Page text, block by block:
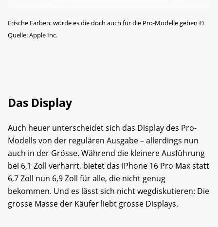
Frische Farben: würde es die doch auch für die Pro-Modelle geben ©
Quelle: Apple Inc.
Das Display
Auch heuer unterscheidet sich das Display des Pro-
Modells von der regulären Ausgabe – allerdings nun
auch in der Grösse. Während die kleinere Ausführung
bei 6,1 Zoll verharrt, bietet das iPhone 16 Pro Max statt
6,7 Zoll nun 6,9 Zoll für alle, die nicht genug
bekommen. Und es lässt sich nicht wegdiskutieren: Die
grosse Masse der Käufer liebt grosse Displays.